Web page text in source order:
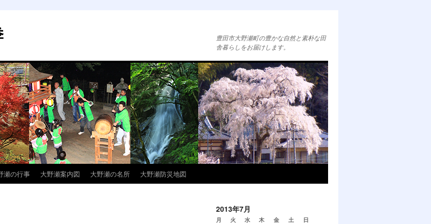
豊田市大野瀬町の豊かな自然と素朴な田
舎暮らしをお届けします。
瀬の行事 大野瀬案内図 大野瀬の名所 大野瀬防災地図
2013年7月
月 火 水 木 金 土 日